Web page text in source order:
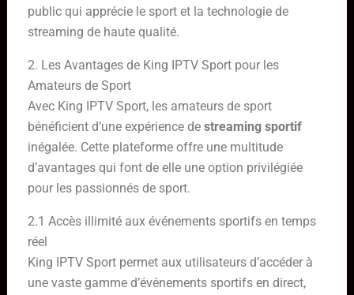
public qui apprécie le sport et la technologie de
streaming de haute qualité.
2. Les Avantages de King IPTV Sport pour les
Amateurs de Sport
Avec King IPTV Sport, les amateurs de sport
bénéficient d’une expérience de streaming sportif
inégalée. Cette plateforme offre une multitude
d’avantages qui font de elle une option privilégiée
pour les passionnés de sport.
2.1 Accès illimité aux événements sportifs en temps
réel
King IPTV Sport permet aux utilisateurs d’accéder à
une vaste gamme d’événements sportifs en direct,